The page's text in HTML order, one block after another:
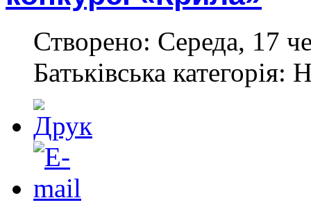
Створено: Середа, 17
Батьківська категорія: